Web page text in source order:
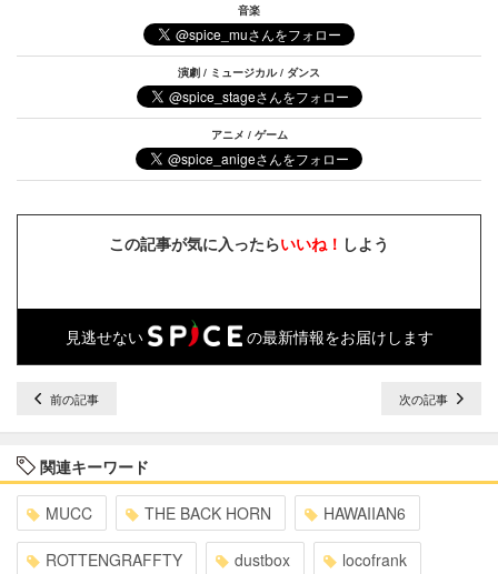
音楽
演劇 / ミュージカル / ダンス
アニメ / ゲーム
この記事が気に入ったらいいね！ しよう
見逃せない の最新情報をお届けします
前の記事 次の記事
関連キーワード
MUCC THE BACK HORN HAWAIIAN6
ROTTENGRAFFTY dustbox locofrank